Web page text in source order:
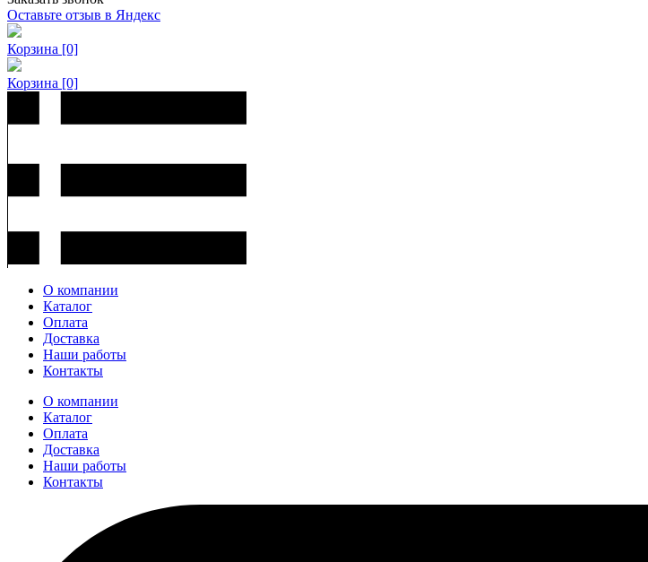
Оставьте отзыв в Яндекс
Корзина [0]
Корзина [0]
О компании
Каталог
Оплата
Доставка
Наши работы
Контакты
О компании
Каталог
Оплата
Доставка
Наши работы
Контакты